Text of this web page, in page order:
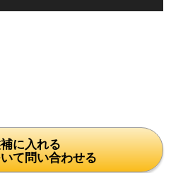
に入れる
て問い合わせる